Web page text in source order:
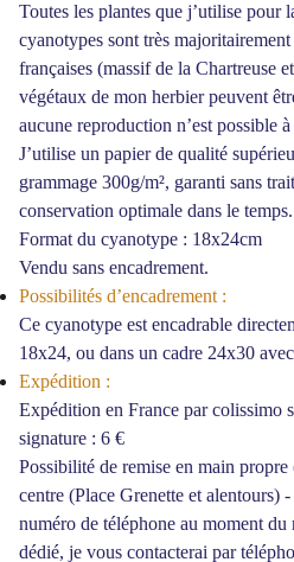
Toutes les plantes que j’utilise pour
cyanotypes sont très
françaises (massif de la Chartreuse
végétaux de mon herbier peuvent
aucune reproduction n’est possible
J’utilise un papier de qualité
grammage 300g/m², garanti sans
conservation optimale dans le temps.
Format du cyanotype : 18x24cm
Vendu sans encadrement.
Possibilités d’encadrement :
Ce cyanotype est encadrable
18x24, ou dans un cadre 24x30
Expédition :
Expédition en France par colissimo
signature : 6 €
Possibilité de remise en main
centre (Place Grenette et alentours)
numéro de téléphone au moment du
dédié, je vous contacterai par